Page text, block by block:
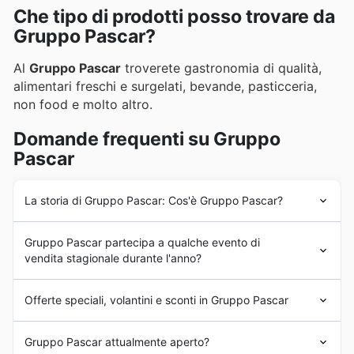
Che tipo di prodotti posso trovare da
Gruppo Pascar?
Al Gruppo Pascar troverete gastronomia di qualità,
alimentari freschi e surgelati, bevande, pasticceria,
non food e molto altro.
Domande frequenti su Gruppo
Pascar
La storia di Gruppo Pascar: Cos'è Gruppo Pascar?
imprenditori, marito e moglie, da sempre impegnati nel
commercio tradizionale. Nel 2004 arriva la svolta con
l'acquisizione di un terreno in zona industriale e la
costruzione di un centro di distribuzione insieme al
primo Cash&Carry dell'intera provincia.
Gruppo Pascar partecipa a qualche evento di
vendita stagionale durante l'anno?
settimanaliescontidei migliori rivenditori, inclusi quelli
del Gruppo Pascar, per pianificare al meglio i tuoi
acquisti. Il Gruppo Pascar partecipa attivamente a tutte
Offerte speciali, volantini e sconti in Gruppo Pascar
con una politica commerciale rivoluzionaria: prezzi bassi
Gruppo Pascar attualmente aperto?